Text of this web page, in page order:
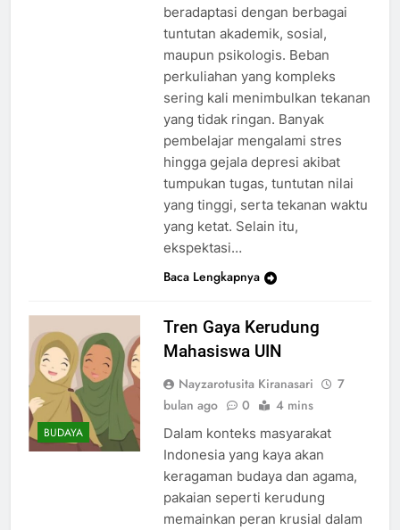
beradaptasi dengan berbagai
tuntutan akademik, sosial,
maupun psikologis. Beban
perkuliahan yang kompleks
sering kali menimbulkan tekanan
yang tidak ringan. Banyak
pembelajar mengalami stres
hingga gejala depresi akibat
tumpukan tugas, tuntutan nilai
yang tinggi, serta tekanan waktu
yang ketat. Selain itu,
ekspektasi…
Baca Lengkapnya
BUDAYA
Tren Gaya Kerudung
Mahasiswa UIN
Nayzarotusita Kiranasari
7
bulan ago
0 4 mins
Dalam konteks masyarakat
Indonesia yang kaya akan
keragaman budaya dan agama,
pakaian seperti kerudung
memainkan peran krusial dalam